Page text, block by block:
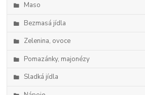
Maso
Bezmasá jídla
Zelenina, ovoce
Pomazánky, majonézy
Sladká jídla